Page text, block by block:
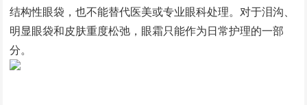
结构性眼袋，也不能替代医美或专业眼科处理。对于泪沟、
明显眼袋和皮肤重度松弛，眼霜只能作为日常护理的一部
分。